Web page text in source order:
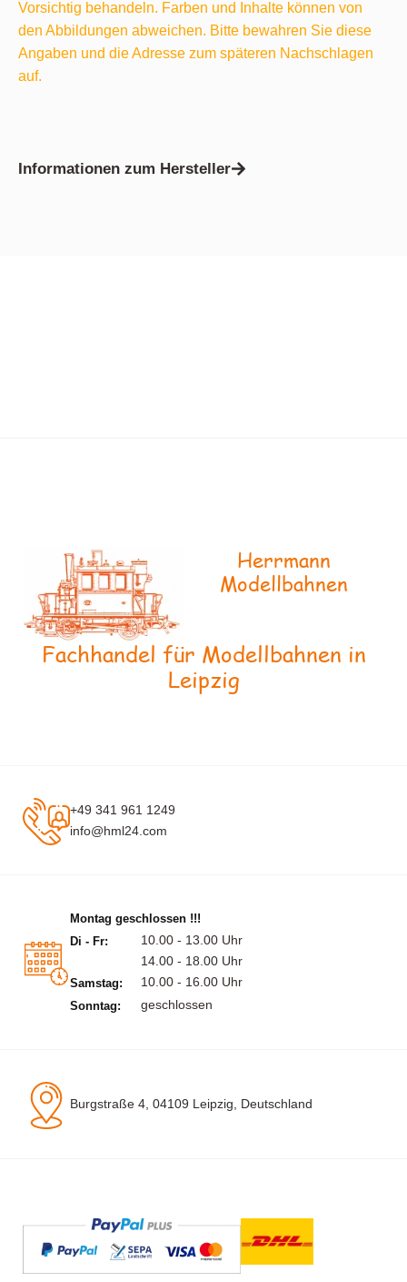
Vorsichtig behandeln. Farben und Inhalte können von
den Abbildungen abweichen. Bitte bewahren Sie diese
Angaben und die Adresse zum späteren Nachschlagen
auf.
Informationen zum Hersteller
Herrmann
Modellbahnen
Fachhandel für Modellbahnen in
Leipzig
+49 341 961 1249
info@hml24.com
Montag geschlossen !!!
Di - Fr:
10.00 - 13.00 Uhr
14.00 - 18.00 Uhr
Samstag: 10.00 - 16.00 Uhr
Sonntag: geschlossen
Burgstraße 4, 04109 Leipzig, Deutschland